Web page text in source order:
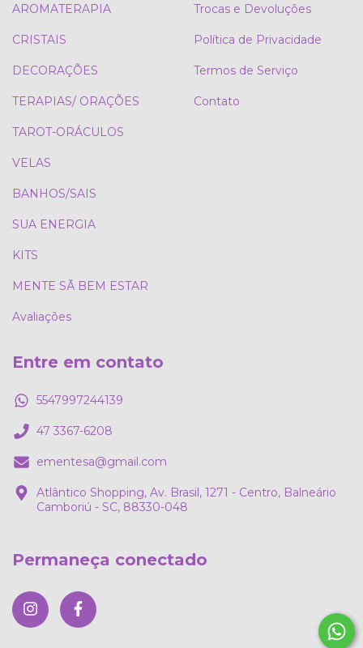
AROMATERAPIA
CRISTAIS
DECORAÇÕES
TERAPIAS/ ORAÇÕES
TAROT-ORÁCULOS
VELAS
BANHOS/SAIS
SUA ENERGIA
KITS
MENTE SÃ BEM ESTAR
Avaliações
Trocas e Devoluções
Política de Privacidade
Termos de Serviço
Contato
Entre em contato
5547997244139
47 3367-6208
ementesa@gmail.com
Atlântico Shopping, Av. Brasil, 1271 - Centro, Balneário
Camboriú - SC, 88330-048
Permaneça conectado